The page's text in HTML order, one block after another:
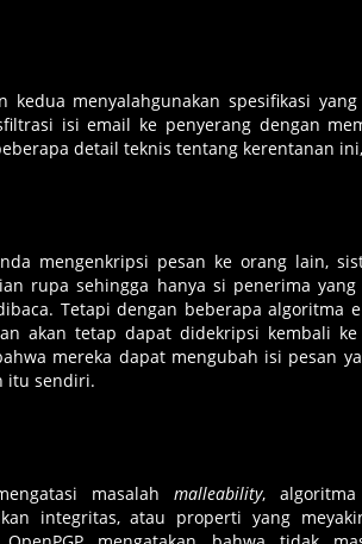
kedua menyalahgunakan spesifikasi
isi email ke penyerang dengan
detail teknis tentang kerentanan
mengenkripsi pesan ke orang lain,
rupa sehingga hanya si penerima
Tetapi dengan beberapa algoritma
akan tetap dapat didekripsi kembali
mereka dapat mengubah isi pesan
itu sendiri.
masalah malleability,
integritas, atau properti yang